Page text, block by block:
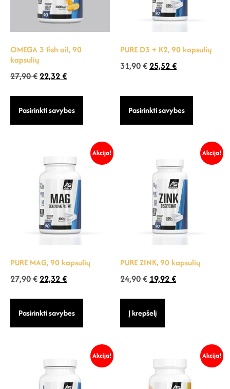
OMEGA 3 fish oil, 90
kapsulių
27,90€ 22,32€
Pasirinkti savybes
PURE D3 + K2, 90 kapsulių
31,90€ 25,52€
Pasirinkti savybes
Akcija!
PURE MAG, 90 kapsulių
27,90€ 22,32€
Pasirinkti savybes
Akcija!
PURE ZINK, 90 kapsulių
24,90€ 19,92€
Į krepšelį
Akcija! Akcija!